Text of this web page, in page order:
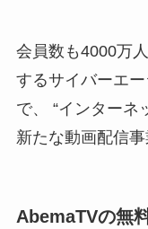
会員数も4000万
するサイバーエ
で、 “インターネ
新たな動画配信事
AbemaTVの無